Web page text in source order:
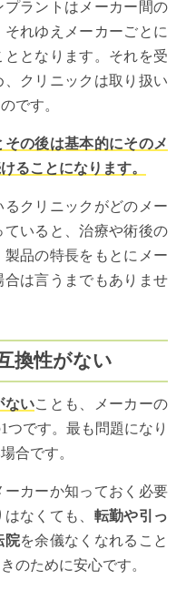
ラントはメーカー間の
れゆえメーカーごとに
となります。それを受
クリニックは取り扱い
です。
の後は基本的にそのメ
ることになります。
クリニックがどのメー
いると、治療や術後の
品の特長をもとにメー
は言うまでもありませ
換性がない
ないことも、メーカーの
つです。最も問題になり
合です。
カーか知っておく必要
なくても、 転勤や引っ
院を余儀なくなれること
のために安心です。